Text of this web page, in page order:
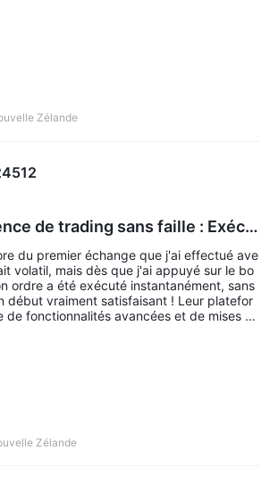
Zélande
de trading sans faille : Exécu
absence de glissement et supp
du premier échange que j'ai effectué ave
volatil, mais dès que j'ai appuyé sur le bo
ordre a été exécuté instantanément, sans
début vraiment satisfaisant ! Leur platefor
fonctionnalités avancées et de mises à j
un régal pour tout trader. Au cours de mes
sur trois mois, je n'ai connu pratique
C'est fiable, rapide et un allié parfait
aspect qui mérite d’être mentionné est leur
j'ai été confronté à un problème avec me
Je les ai contactés et j'ai reçu une répon
Le problème a été résolu et une présentati
du processus a été suivie. Voilà à quoi ress
efficace !
Zélande